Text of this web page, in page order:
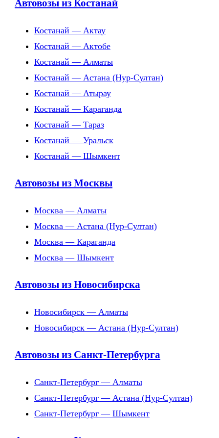
Автовозы из Костанай
Костанай — Актау
Костанай — Актобе
Костанай — Алматы
Костанай — Астана (Нур-Султан)
Костанай — Атырау
Костанай — Караганда
Костанай — Тараз
Костанай — Уральск
Костанай — Шымкент
Автовозы из Москвы
Москва — Алматы
Москва — Астана (Нур-Султан)
Москва — Караганда
Москва — Шымкент
Автовозы из Новосибирска
Новосибирск — Алматы
Новосибирск — Астана (Нур-Султан)
Автовозы из Санкт-Петербурга
Санкт-Петербург — Алматы
Санкт-Петербург — Астана (Нур-Султан)
Санкт-Петербург — Шымкент